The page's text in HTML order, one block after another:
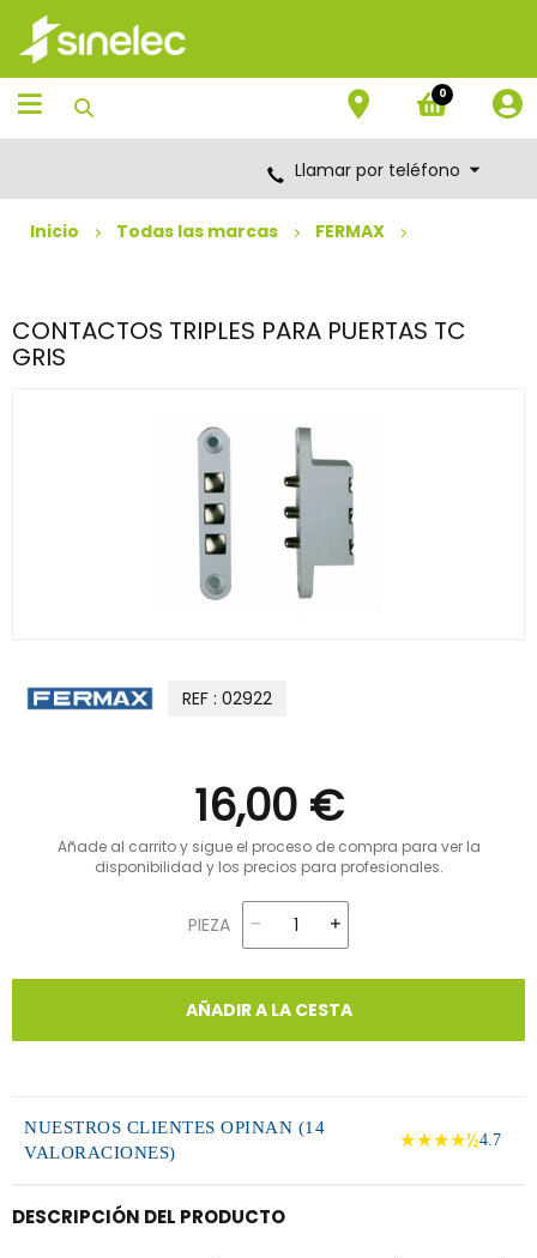
Saltar
contenido
Saltar
menú
de
navegación
0
Llamar por teléfono
Inicio Todas las marcas FERMAX
CONTACTOS TRIPLES PARA PUERTAS TC
GRIS
REF : 02922
16,00 €
Añade al carrito y sigue el proceso de compra para ver la
disponibilidad y los precios para profesionales.
PIEZA
AÑADIR A LA CESTA
NUESTROS CLIENTES OPINAN (14
VALORACIONES)
★★★★½4.7
DESCRIPCIÓN DEL PRODUCTO